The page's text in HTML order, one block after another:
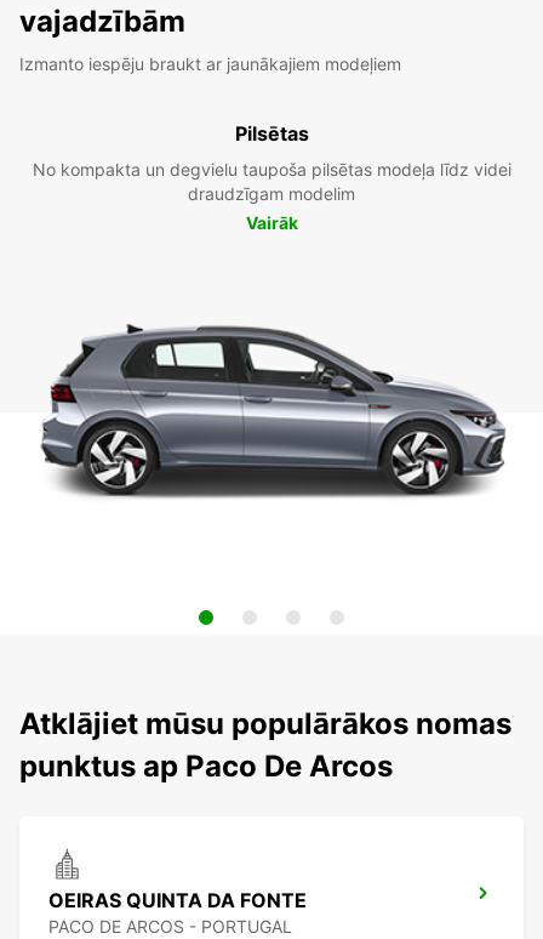
vajadzībām
Izmanto iespēju braukt ar jaunākajiem modeļiem
Pilsētas
No kompakta un degvielu taupoša pilsētas modeļa līdz videi
draudzīgam modelim
Vairāk
Atklājiet mūsu populārākos nomas
punktus ap Paco De Arcos
OEIRAS QUINTA DA FONTE
PACO DE ARCOS - PORTUGAL